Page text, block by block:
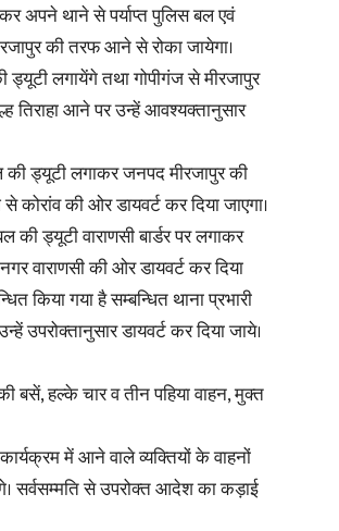
Today
Hindi
कर अपने थाने से पर्याप्त पुलिस बल एवं
की तरफ आने से रोका जायेगा।
ड्यूटी लगायेंगे तथा गोपीगंज से मीरजापुर
तिराहा आने पर उन्हें आवश्यक्तानुसार
की ड्यूटी लगाकर जनपद मीरजापुर की
की ओर डायवर्ट कर दिया जाएगा।
ड्यूटी वाराणसी बार्डर पर लगाकर
वाराणसी की ओर डायवर्ट कर दिया
किया गया है सम्बन्धित थाना प्रभारी
डायवर्ट कर दिया जाये।
बसें, हल्के चार व तीन पहिया वाहन, मुक्त
में आने वाले व्यक्तियों के वाहनों
सर्वसम्मति से उपरोक्त आदेश का कड़ाई